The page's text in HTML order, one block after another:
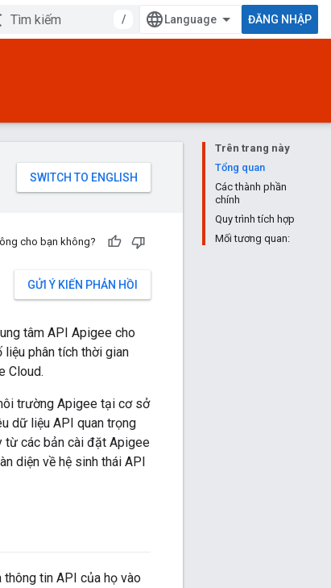
/ ĐĂNG NHẬP
Trên trang này
Tổng quan
Các thành phần
chính
Quy trình tích hợp
Mối tương quan:
cho bạn không?
GỬI Ý KIẾN PHẢN HỒI
tâm API Apigee cho
phân tích thời gian
Cloud.
trường Apigee tại cơ sở
dữ liệu API quan trọng
từ các bản cài đặt Apigee
diện về hệ sinh thái API
tin API của họ vào